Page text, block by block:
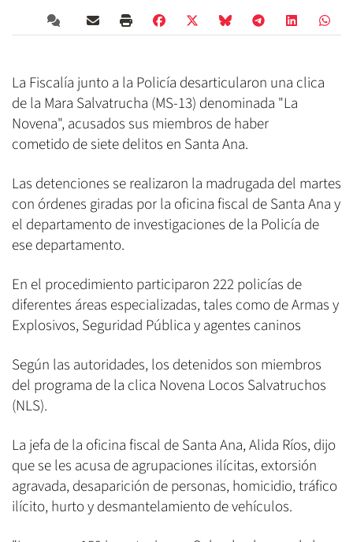
La Fiscalía junto a la Policía desarticularon una clica
de la Mara Salvatrucha (MS-13) denominada "La
Novena", acusados sus miembros de haber
cometido de siete delitos en Santa Ana.
Las detenciones se realizaron la madrugada del martes
con órdenes giradas por la oficina fiscal de Santa Ana y
el departamento de investigaciones de la Policía de
ese departamento.
En el procedimiento participaron 222 policías de
diferentes áreas especializadas, tales como de Armas y
Explosivos, Seguridad Pública y agentes caninos
Según las autoridades, los detenidos son miembros
del programa de la clica Novena Locos Salvatruchos
(NLS).
La jefa de la oficina fiscal de Santa Ana, Alida Ríos, dijo
que se les acusa de agrupaciones ilícitas, extorsión
agravada, desaparición de personas, homicidio, tráfico
ilícito, hurto y desmantelamiento de vehículos.